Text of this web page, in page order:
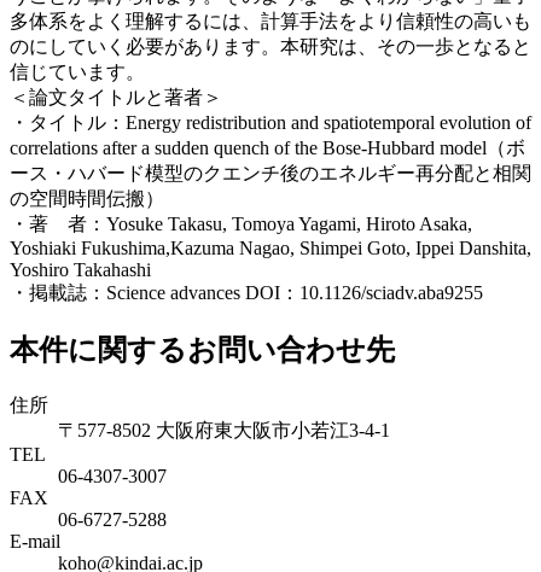
多体系をよく理解するには、計算手法をより信頼性の高いも
のにしていく必要があります。本研究は、その一歩となると
信じています。
＜論文タイトルと著者＞
・タイトル：Energy redistribution and spatiotemporal evolution of
correlations after a sudden quench of the Bose-Hubbard model（ボ
ース・ハバード模型のクエンチ後のエネルギー再分配と相関
の空間時間伝搬）
・著 者：Yosuke Takasu, Tomoya Yagami, Hiroto Asaka,
Yoshiaki Fukushima,Kazuma Nagao, Shimpei Goto, Ippei Danshita,
Yoshiro Takahashi
・掲載誌：Science advances DOI：10.1126/sciadv.aba9255
本件に関するお問い合わせ先
住所
〒577-8502 大阪府東大阪市小若江3-4-1
TEL
06‐4307‐3007
FAX
06‐6727‐5288
E-mail
koho@kindai.ac.jp